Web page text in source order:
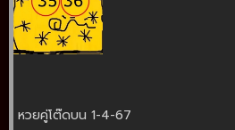
หวยคู่โต๊ดบน 1-4-67